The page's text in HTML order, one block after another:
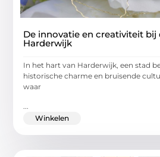
De innovatie en creativiteit bij
Harderwijk
In het hart van Harderwijk, een stad
historische charme en bruisende
waar
Winkelen